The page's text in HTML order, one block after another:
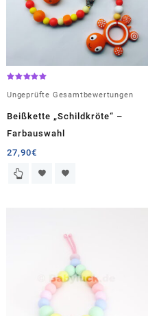
mit
5.00
Ungeprüfte Gesamtbewertungen
Beißkette „Schildkröte“ –
Farbauswahl
27,90€